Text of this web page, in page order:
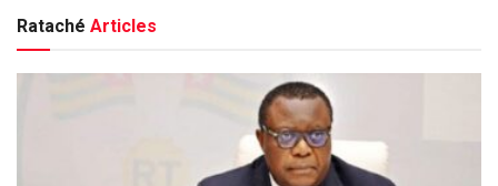
Rataché Articles